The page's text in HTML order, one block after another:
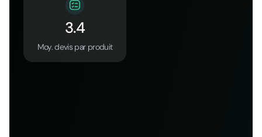
3.4
Moy. devis par produit